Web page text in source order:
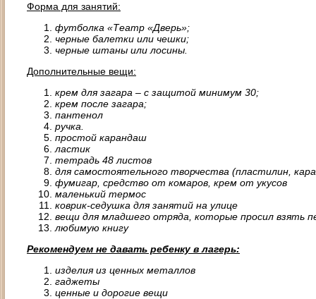
Форма для занятий:
футболка «Театр «Дверь»;
черные балетки или чешки;
черные штаны или лосины.
Дополнительные вещи:
крем для загара – с защитой минимум 30;
крем после загара;
пантенол
ручка.
простой карандаш
ластик
тетрадь 48 листов
для самостоятельного творчества (пластилин,
фумигар, средство от комаров, крем от укусов
маленький термос
коврик-седушка для занятий на улице
вещи для младшего отряда, которые просил взять
любимую книгу
Рекомендуем не давать ребенку в лагерь:
изделия из ценных металлов
гаджеты
ценные и дорогие вещи